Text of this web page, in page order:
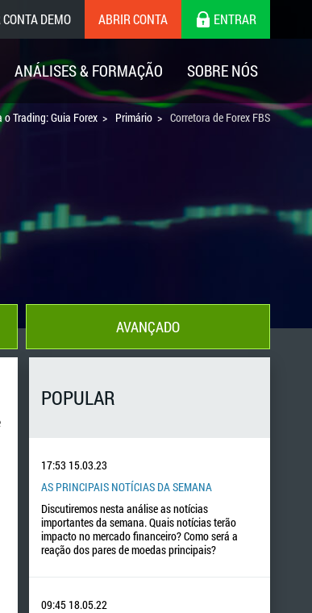
DEMO ABRIR CONTA ENTRAR
ANÁLISES & FORMAÇÃO SOBRE NÓS
o Trading: Guia Forex Primário Corretora de Forex FBS
AVANÇADO
POPULAR
17:53 15.03.23
AS PRINCIPAIS NOTÍCIAS DA SEMANA
Discutiremos nesta análise as notícias
importantes da semana. Quais notícias terão
impacto no mercado financeiro? Como será a
reação dos pares de moedas principais?
09:45 18.05.22